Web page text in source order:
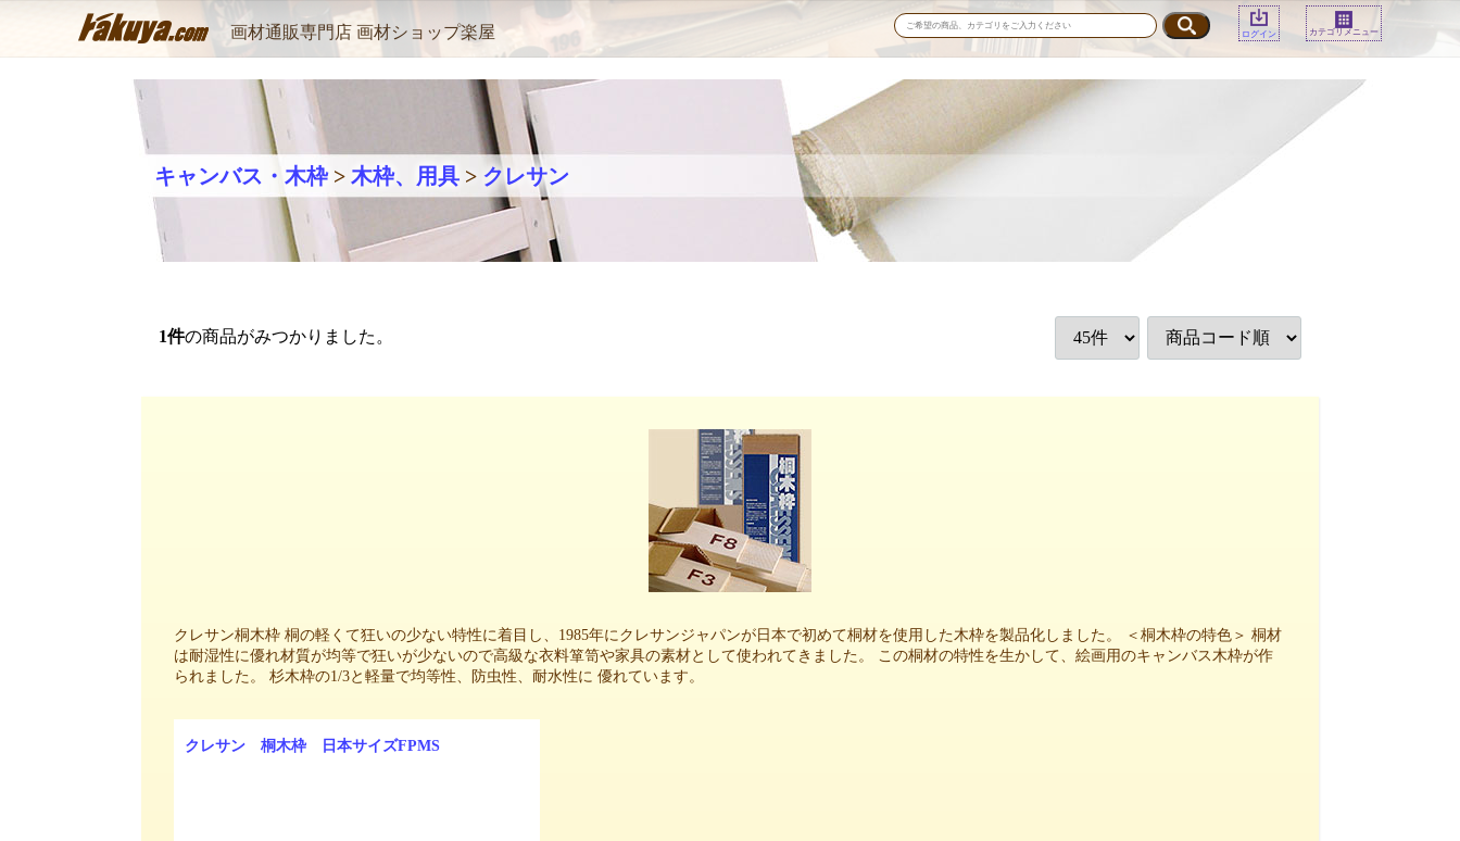
画材通販専門店 画材ショップ楽屋 ログイン カテゴリメニュー
キャンバス・木枠> 木枠、用具 > クレサン
1件の商品がみつかりました。
クレサン桐木枠 桐の軽くて狂いの少ない特性に着目し、1985年にクレサンジャパンが日本で初めて桐材を使用した木枠を製品化しました。 ＜桐木枠の特色＞ 桐材
は耐湿性に優れ材質が均等で狂いが少ないので高級な衣料箪笥や家具の素材として使われてきました。 この桐材の特性を生かして、絵画用のキャンバス木枠が作
られました。 杉木枠の1/3と軽量で均等性、防虫性、耐水性に 優れています。
クレサン 桐木枠 日本サイズFPMS